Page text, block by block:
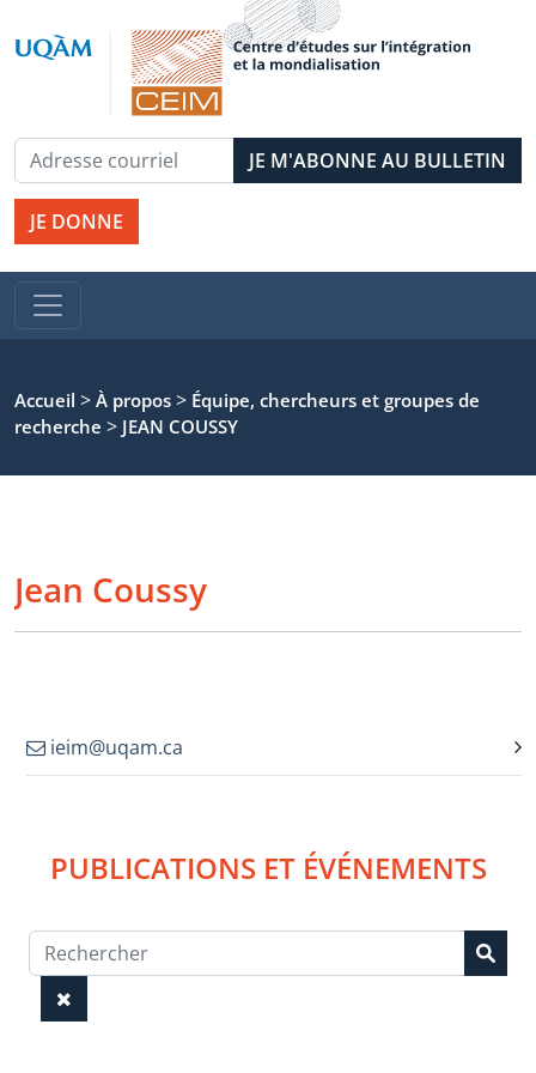
JE DONNE
Accueil > À propos > Équipe, chercheurs et groupes de
recherche > JEAN COUSSY
Jean Coussy
ieim@uqam.ca
PUBLICATIONS ET ÉVÉNEMENTS